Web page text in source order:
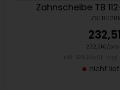
Zahnscheibe TB
232,51€/pro
nicht